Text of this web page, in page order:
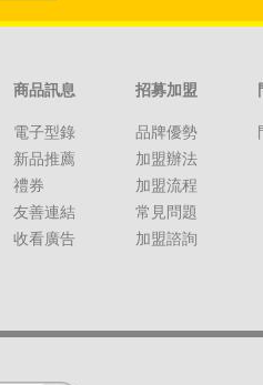
商品訊息
電子型錄
新品推薦
禮券
友善連結
收看廣告
招募加盟
品牌優勢
加盟辦法
加盟流程
常見問題
加盟諮詢